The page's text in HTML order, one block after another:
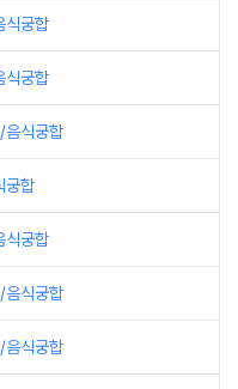
식궁합
식궁합
음식궁합
궁합
식궁합
음식궁합
음식궁합